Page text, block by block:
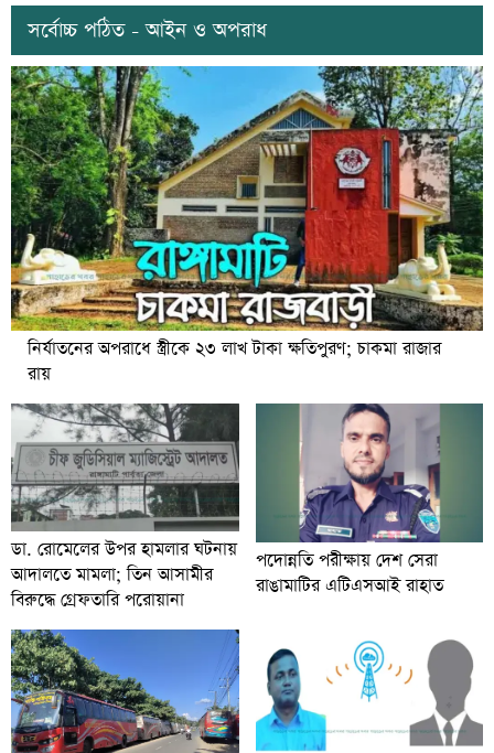
সর্বোচ্চ পঠিত - আইন ও অপরাধ
নির্যাতনের অপরাধে স্ত্রীকে ২৩ লাখ টাকা ক্ষতিপুরণ; চাকমা রাজার
রায়
ডা. রোমেলের উপর হামলার ঘটনায়
আদালতে মামলা; তিন আসামীর
বিরুদ্ধে গ্রেফতারি পরোয়ানা
পদোন্নতি পরীক্ষায় দেশ সেরা
রাঙামাটির এটিএসআই রাহাত